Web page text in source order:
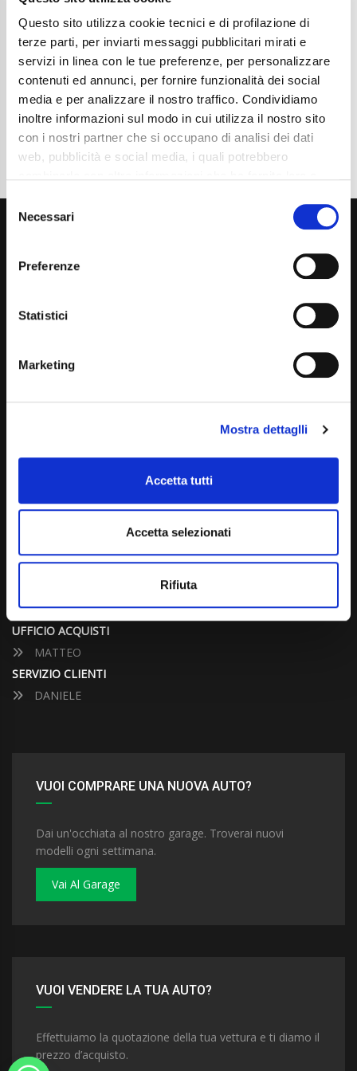
Questo sito utilizza cookie tecnici e di profilazione di
terze parti, per inviarti messaggi pubblicitari mirati e
servizi in linea con le tue preferenze, per personalizzare
contenuti ed annunci, per fornire funzionalità dei social
media e per analizzare il nostro traffico. Condividiamo
inoltre informazioni sul modo in cui utilizza il nostro sito
con i nostri partner che si occupano di analisi dei dati
web, pubblicità e social media, i quali potrebbero
mera chiusura del banner non comporta l’accettazione
tutti” o selezionando le diverse categorie di cookies
Consent
Selection
Necessari
Preferenze
Statistici
Marketing
Mostra dettaglli
Accetta tutti
Accetta selezionati
Rifiuta
Tipo Di Carburante
Diesel
Normativa Euro
Euro6d-Final
Dettaglio
Via Giuditta Pasta 2, Como (CO) 22100
UFFICIO VENDITE
ALESSANDRO
UFFICIO ACQUISTI
MATTEO
SERVIZIO CLIENTI
DANIELE
VUOI COMPRARE UNA NUOVA AUTO?
Dai un'occhiata al nostro garage. Troverai nuovi
modelli ogni settimana.
Vai Al Garage
VUOI VENDERE LA TUA AUTO?
Effettuiamo la quotazione della tua vettura e ti diamo il
prezzo d’acquisto.